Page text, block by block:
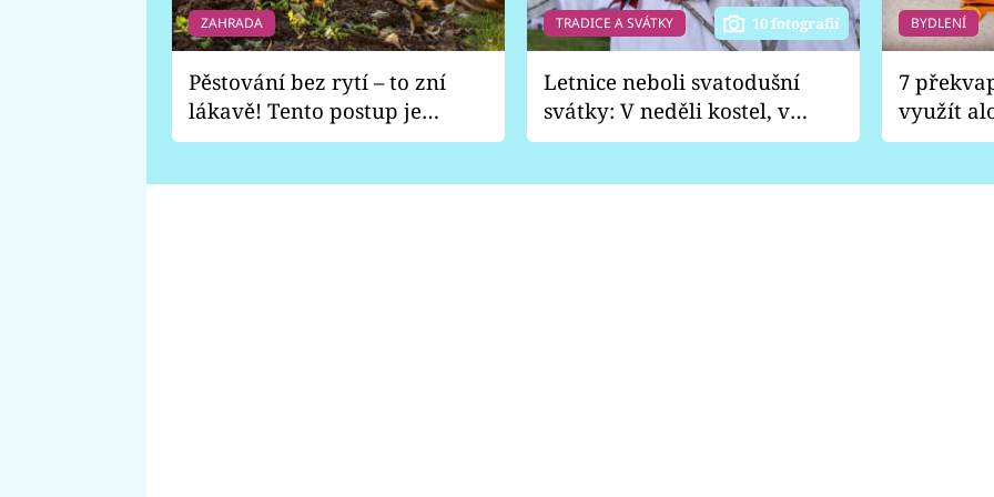
ZAHRADA
Pěstování bez rytí – to zní
lákavě! Tento postup je
vhodný jen pro některé
TRADICE A SVÁTKY 10 fotografií
Letnice neboli svatodušní
svátky: V neděli kostel, v
pondělí zábava
BYDLENÍ
7
využít